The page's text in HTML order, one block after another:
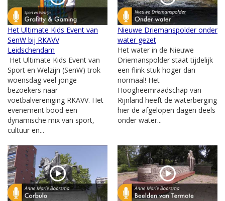
Het Ultimate Kids Event van
SenW bij RKAVV
Leidschendam
Het Ultimate Kids Event van
Sport en Welzijn (SenW) trok
woensdag veel jonge
bezoekers naar
voetbalvereniging RKAVV. Het
evenement bood een
dynamische mix van sport,
cultuur en...
Nieuwe Driemanspolder onder
water gezet
Het water in de Nieuwe
Driemanspolder staat tijdelijk
een flink stuk hoger dan
normaal! Het
Hoogheemraadschap van
Rijnland heeft de waterberging
hier de afgelopen dagen deels
onder water...